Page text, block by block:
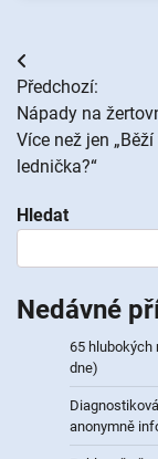
Navigace
pro
příspěvek
Předchozí:
Nápady na
Více než jen
lednička?“
Hledat
Nedávné
65 hlubokých
dne)
anonymně